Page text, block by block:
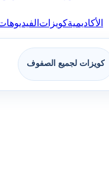
الأكاديميةكويزاتالفيديوهات
كويزات لجميع الصفوف